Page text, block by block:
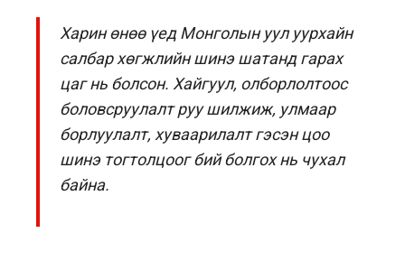
Харин өнөө үед Монголын уул уурхайн
салбар хөгжлийн шинэ шатанд гарах
цаг нь болсон. Хайгуул, олборлолтоос
боловсруулалт руу шилжиж, улмаар
борлуулалт, хуваарилалт гэсэн цоо
шинэ тогтолцоог бий болгох нь чухал
байна.